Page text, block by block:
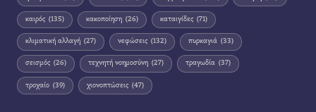
καιρός (135) κακοποίηση (26) καταιγίδες (71)
κλιματική αλλαγή (27) νεφώσεις (132) πυρκαγιά (33)
σεισμός (26) τεχνητή νοημοσύνη (27) τραγωδία (37)
τροχαίο (39) χιονοπτώσεις (47)